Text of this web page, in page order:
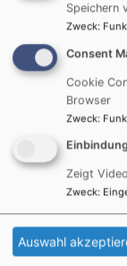
Kontakt-
Wir freuens
wenn Sie
Speichern
Zweck:
Consent
Cookie
Browser
Zweck:
Zeigt
Zweck:
Auswahl